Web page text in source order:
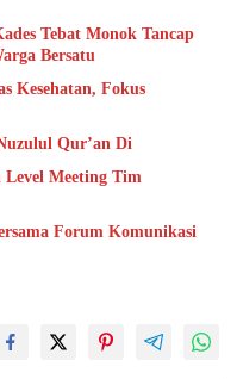
Tebat Monok Tancap
Bersatu
Kesehatan, Fokus
Qur’an Di
Meeting Tim
Forum Komunikasi